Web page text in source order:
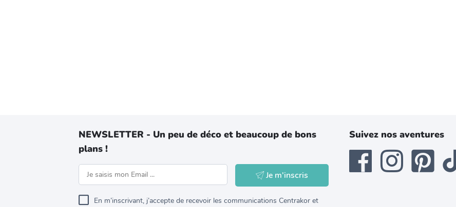
NEWSLETTER - Un peu de déco et beaucoup de bons
plans !
Je m'inscris
En m’inscrivant, j’accepte de recevoir les communications Centrakor et
Suivez nos aventures